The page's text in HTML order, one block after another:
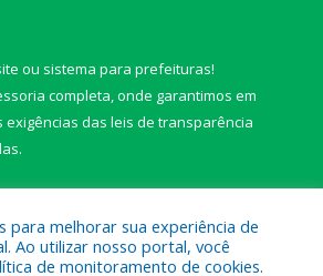
ou sistema para prefeituras!
completa, onde garantimos em
exigências das leis de transparência
para melhorar sua experiência de
Ao utilizar nosso portal, você
de monitoramento de cookies.